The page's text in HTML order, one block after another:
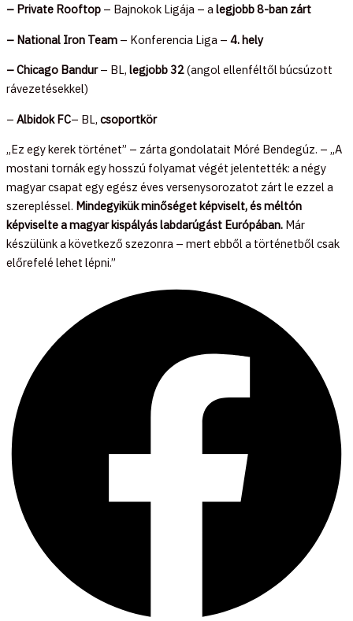
– Private Rooftop – Bajnokok Ligája – alegjobb 8-ban zárt
– National Iron Team – Konferencia Liga – 4. hely
– Chicago Bandur– BL, legjobb 32(angol ellenféltől búcsúzott
rávezetésekkel)
– Albidok FC– BL, csoportkör
„Ez egy kerek történet” – zárta gondolatait Móré Bendegúz. – „A
mostani tornák egy hosszú folyamat végét jelentették: a négy
magyar csapat egy egész éves versenysorozatot zárt le ezzel a
szerepléssel. Mindegyikük minőséget képviselt, és méltón
képviselte a magyar kispályás labdarúgást Európában. Már
készülünk a következő szezonra – mert ebből a történetből csak
előrefelé lehet lépni.”